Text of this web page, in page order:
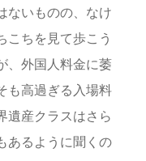
ないものの、なけ
こちを見て歩こう
、外国人料金に萎
も高過ぎる入場料
遺産クラスはさら
あるように聞くの